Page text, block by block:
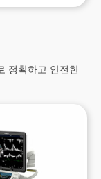
정확하고 안전한